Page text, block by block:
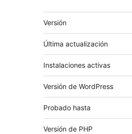
Meta
Versión
Última actualización
Instalaciones activas
Versión de WordPress
Probado hasta
Versión de PHP